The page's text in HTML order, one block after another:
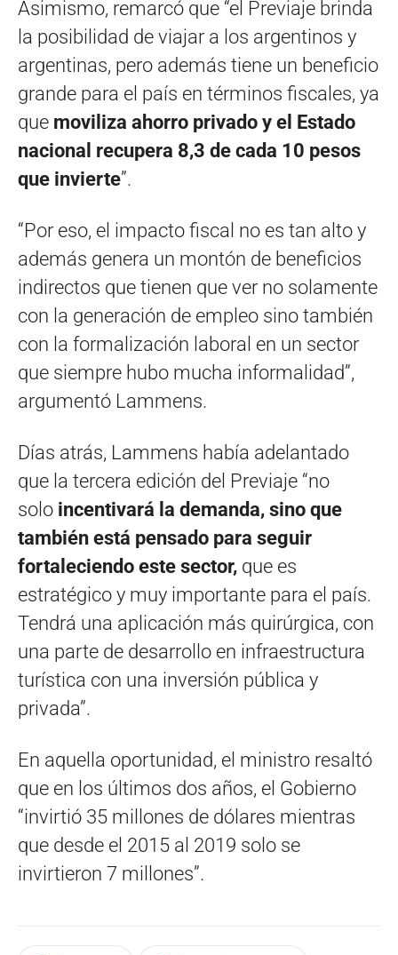
Asimismo, remarcó que “el Previaje brinda
la posibilidad de viajar a los argentinos y
argentinas, pero además tiene un beneficio
grande para el país en términos fiscales, ya
que moviliza ahorro privado y el Estado
nacional recupera 8,3 de cada 10 pesos
que invierte”.
“Por eso, el impacto fiscal no es tan alto y
además genera un montón de beneficios
indirectos que tienen que ver no solamente
con la generación de empleo sino también
con la formalización laboral en un sector
que siempre hubo mucha informalidad”,
argumentó Lammens.
Días atrás, Lammens había adelantado
que la tercera edición del Previaje “no
solo incentivará la demanda, sino que
también está pensado para seguir
fortaleciendo este sector, que es
estratégico y muy importante para el país.
Tendrá una aplicación más quirúrgica, con
una parte de desarrollo en infraestructura
turística con una inversión pública y
privada”.
En aquella oportunidad, el ministro resaltó
que en los últimos dos años, el Gobierno
“invirtió 35 millones de dólares mientras
que desde el 2015 al 2019 solo se
invirtieron 7 millones”.